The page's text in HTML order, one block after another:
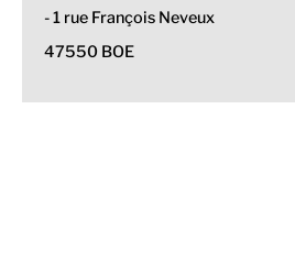
- 1 rue François Neveux
47550 BOE